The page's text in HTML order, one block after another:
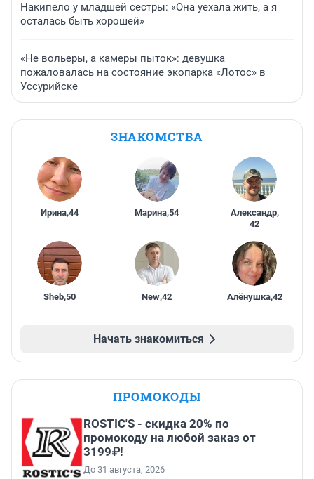
Накипело у младшей сестры: «Она уехала жить, а я
осталась быть хорошей»
«Не вольеры, а камеры пыток»: девушка
пожаловалась на состояние экопарка «Лотос» в
Уссурийске
ЗНАКОМСТВА
Ирина,44 Марина,54 Александр,
42
Sheb,50 New,42 Алёнушка,42
Начать знакомиться
ПРОМОКОДЫ
ROSTIC'S - скидка 20% по
промокоду на любой заказ от
3199₽!
До 31 августа, 2026